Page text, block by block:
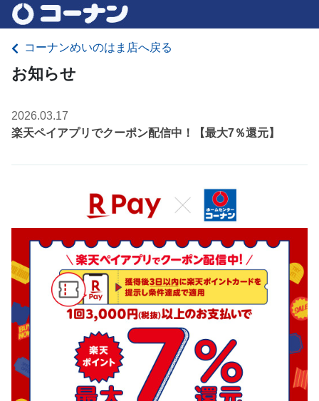
コーナンめいのはま店へ戻る
お知らせ
2026.03.17
楽天ペイアプリでクーポン配信中！【最大7％還元】